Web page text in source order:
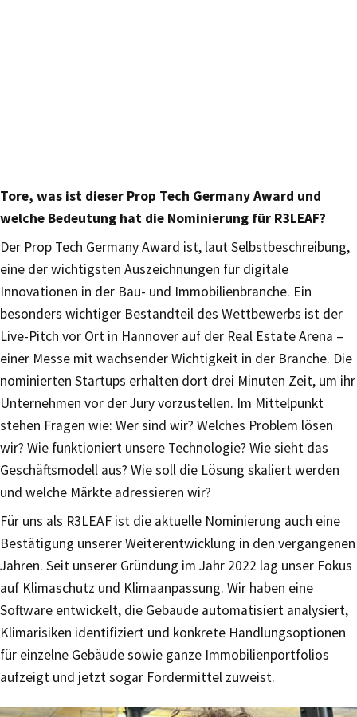
Tore, was ist dieser Prop Tech Germany Award und
welche Bedeutung hat die Nominierung für R3LEAF?
Der Prop Tech Germany Award ist, laut Selbstbeschreibung,
eine der wichtigsten Auszeichnungen für digitale
Innovationen in der Bau- und Immobilienbranche. Ein
besonders wichtiger Bestandteil des Wettbewerbs ist der
Live-Pitch vor Ort in Hannover auf der Real Estate Arena –
einer Messe mit wachsender Wichtigkeit in der Branche. Die
nominierten Startups erhalten dort drei Minuten Zeit, um ihr
Unternehmen vor der Jury vorzustellen. Im Mittelpunkt
stehen Fragen wie: Wer sind wir? Welches Problem lösen
wir? Wie funktioniert unsere Technologie? Wie sieht das
Geschäftsmodell aus? Wie soll die Lösung skaliert werden
und welche Märkte adressieren wir?
Für uns als R3LEAF ist die aktuelle Nominierung auch eine
Bestätigung unserer Weiterentwicklung in den vergangenen
Jahren. Seit unserer Gründung im Jahr 2022 lag unser Fokus
auf Klimaschutz und Klimaanpassung. Wir haben eine
Software entwickelt, die Gebäude automatisiert analysiert,
Klimarisiken identifiziert und konkrete Handlungsoptionen
für einzelne Gebäude sowie ganze Immobilienportfolios
aufzeigt und jetzt sogar Fördermittel zuweist.